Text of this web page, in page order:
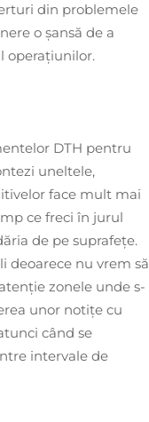
din problemele
o șansă de a
operațiunilor.
DTH pentru
uneltele,
face mult mai
ce freci în jurul
de pe suprafeţe.
deoarece nu vrem să
zonele unde s-
unor notiţe cu
când se
intervale de